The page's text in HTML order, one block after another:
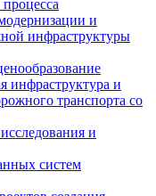
и
инфраструктуры
инфраструктура и
транспорта со
и
систем